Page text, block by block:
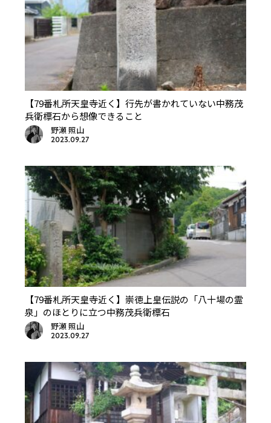
【79番札所天皇寺近く】行先が書かれていない中務茂
兵衛標石から想像できること
野瀬 照山
2023.09.27
【79番札所天皇寺近く】崇徳上皇伝説の「八十場の霊
泉」のほとりに立つ中務茂兵衛標石
野瀬 照山
2023.09.27